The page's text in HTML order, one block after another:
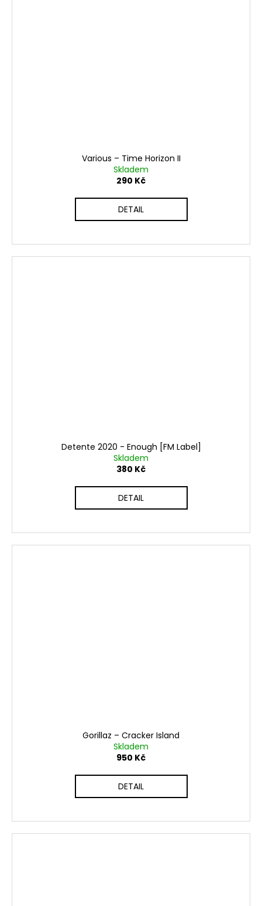
Various ‎– Time Horizon II
Skladem
290 Kč
DETAIL
Detente 2020 - Enough [FM Label]
Skladem
380 Kč
DETAIL
Gorillaz ‎– Cracker Island
Skladem
950 Kč
DETAIL